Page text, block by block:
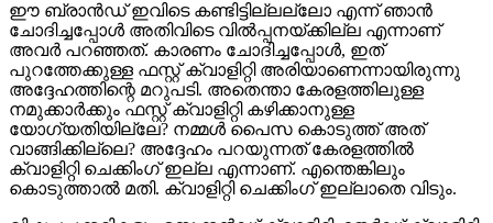
ഈ ബ്രാന്‍ഡ് ഇവിടെ കണ്ടിട്ടില്ലല്ലോ എന്ന് ഞാന്‍
ചോദിച്ചപ്പോള്‍ അതിവിടെ വില്‍പ്പനയ്ക്കില്ല എന്നാണ്
അവര്‍ പറഞ്ഞത്. കാരണം ചോദിച്ചപ്പോള്‍, ഇത്
പുറത്തേക്കുള്ള ഫസ്റ്റ് ക്വാളിറ്റി അരിയാണെന്നായിരുന്നു
അദ്ദേഹത്തിന്റെ മറുപടി. അതെന്താ കേരളത്തിലുള്ള
നമുക്കാര്‍ക്കും ഫസ്റ്റ് ക്വാളിറ്റി കഴിക്കാനുള്ള
യോഗ്യതിയില്ലേ? നമ്മള്‍ പൈസ കൊടുത്ത് അത്
വാങ്ങിക്കില്ലെ? അദ്ദേഹം പറയുന്നത് കേരളത്തില്‍
ക്വാളിറ്റി ചെക്കിംഗ് ഇല്ല എന്നാണ്. എന്തെങ്കിലും
കൊടുത്താല്‍ മതി. ക്വാളിറ്റി ചെക്കിംഗ് ഇല്ലാതെ വിടും.